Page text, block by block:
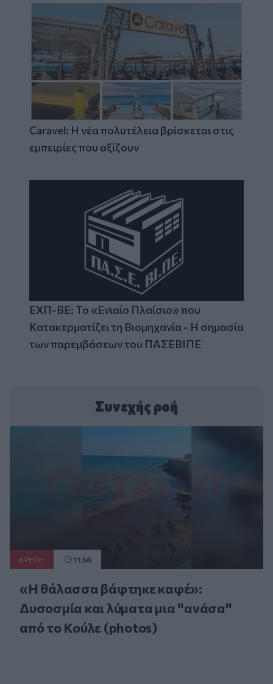
Caravel: Η νέα πολυτέλεια βρίσκεται στις
εμπειρίες που αξίζουν
ΕΧΠ-ΒΕ: Το «Ενιαίο Πλαίσιο» που
Κατακερματίζει τη Βιομηχανία - Η σημασία
των παρεμβάσεων του ΠΑΣΕΒΙΠΕ
Συνεχής ροή
ΚΡΗΤΗ 11:56
«Η θάλασσα βάφτηκε καφέ»:
Δυσοσμία και λύματα μια "ανάσα"
από το Κούλε (photos)